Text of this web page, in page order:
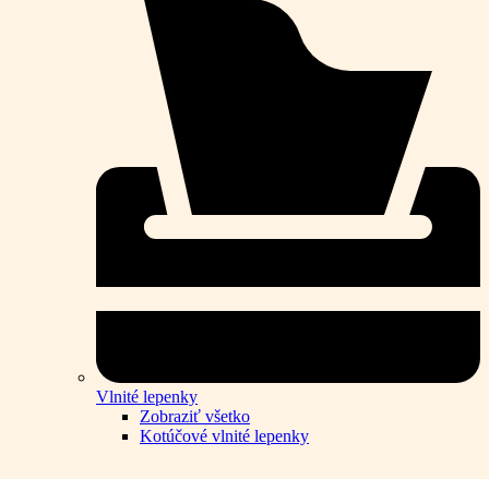
Vlnité lepenky
Zobraziť všetko
Kotúčové vlnité lepenky